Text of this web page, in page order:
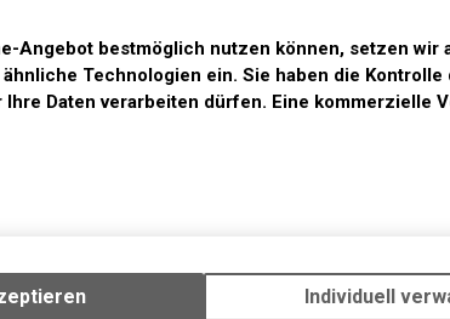
Skisocken
Angebot bestmöglich nutzen können, setzen wir
Technologien ein. Sie haben die Kontrolle
Daten verarbeiten dürfen. Eine kommerzielle
Gerät, um die grundlegenden Funktionen unseres
wie die Verwendung des Warenkorbs, zu
Individuell